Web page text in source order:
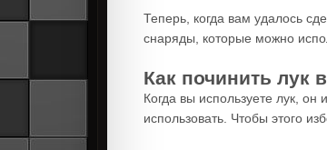
Теперь, когда вам удалось
снаряды, которые можно
Как починить лук
Когда вы используете лук, он
использовать. Чтобы этого